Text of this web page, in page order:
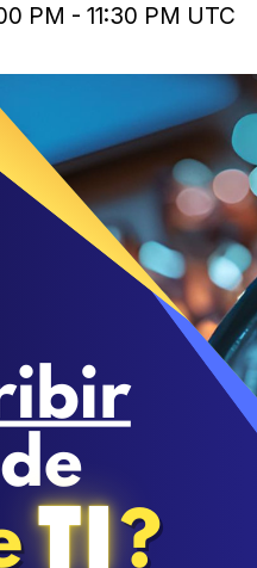
PM - 11:30 PM UTC